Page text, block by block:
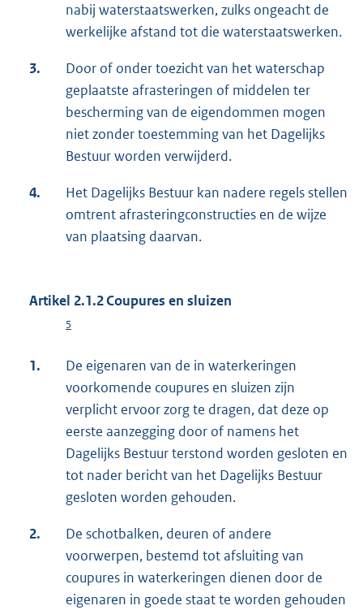
nabij waterstaatswerken, zulks ongeacht de
werkelijke afstand tot die waterstaatswerken.
3.
Door of onder toezicht van het waterschap
geplaatste afrasteringen of middelen ter
bescherming van de eigendommen mogen
niet zonder toestemming van het Dagelijks
Bestuur worden verwijderd.
4.
Het Dagelijks Bestuur kan nadere regels stellen
omtrent afrasteringconstructies en de wijze
van plaatsing daarvan.
Artikel 2.1.2 Coupures en sluizen
5
1.
De eigenaren van de in waterkeringen
voorkomende coupures en sluizen zijn
verplicht ervoor zorg te dragen, dat deze op
eerste aanzegging door of namens het
Dagelijks Bestuur terstond worden gesloten en
tot nader bericht van het Dagelijks Bestuur
gesloten worden gehouden.
2.
De schotbalken, deuren of andere
voorwerpen, bestemd tot afsluiting van
coupures in waterkeringen dienen door de
eigenaren in goede staat te worden gehouden